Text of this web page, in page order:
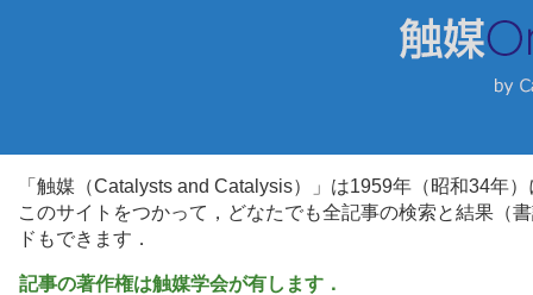
「触媒（Catalysts and Catalysis）」は1959年（昭和34年
このサイトをつかって，どなたでも全記事の検索と結果（
ドもできます．
記事の著作権は触媒学会が有します．